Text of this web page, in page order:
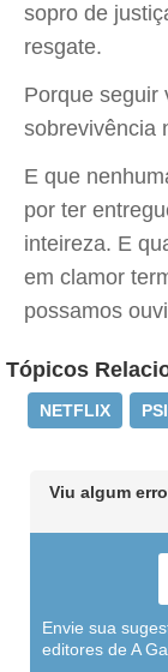
sopro de
resgate.
Porque seguir
sobrevivência
E que
por ter
inteireza. E
em clamor
possamos
Tópicos
NETFLIX
Viu algum
Envie sua
editores de A